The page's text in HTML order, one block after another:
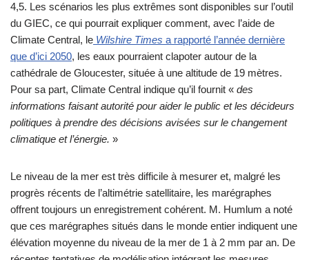
4,5. Les scénarios les plus extrêmes sont disponibles sur l’outil
du GIEC, ce qui pourrait expliquer comment, avec l’aide de
Climate Central, le Wilshire Times a rapporté l’année dernière
que d’ici 2050, les eaux pourraient clapoter autour de la
cathédrale de Gloucester, située à une altitude de 19 mètres.
Pour sa part, Climate Central indique qu’il fournit « des
informations faisant autorité pour aider le public et les décideurs
politiques à prendre des décisions avisées sur le changement
climatique et l’énergie. »
Le niveau de la mer est très difficile à mesurer et, malgré les
progrès récents de l’altimétrie satellitaire, les marégraphes
offrent toujours un enregistrement cohérent. M. Humlum a noté
que ces marégraphes situés dans le monde entier indiquent une
élévation moyenne du niveau de la mer de 1 à 2 mm par an. De